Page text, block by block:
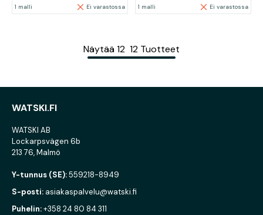
1 malli Ei varastossa 1 malli Ei varastossa
Näytää12 12 Tuotteet
WATSKI.FI
WATSKI AB
Lockarpsvägen 6b
213 76, Malmö
Y-tunnus (SE):559218-8949
S-posti: asiakaspalvelu@watski.fi
Puhelin:+358 24 80 84 311